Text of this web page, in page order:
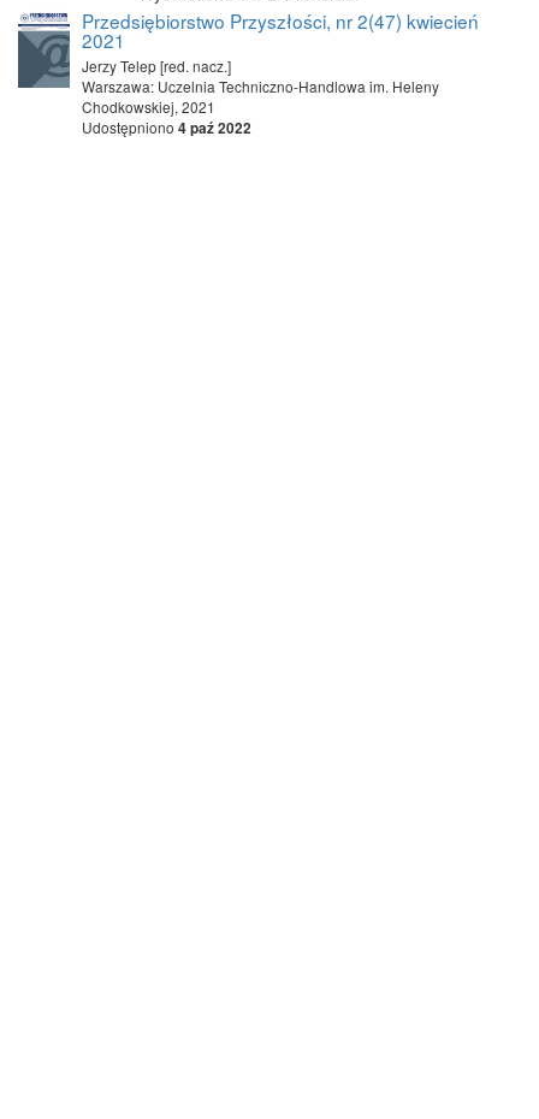
Przedsiębiorstwo Przyszłości, nr 2(47) kwiecień
2021
Jerzy Telep [red. nacz.]
Warszawa: Uczelnia Techniczno-Handlowa im. Heleny
Chodkowskiej, 2021
Udostępniono 4 paź 2022